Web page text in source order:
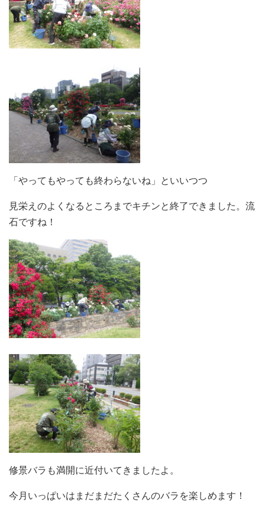
「やってもやっても終わらないね」といいつつ
見栄えのよくなるところまでキチンと終了できました。流
石ですね！
修景バラも満開に近付いてきましたよ。
今月いっぱいはまだまだたくさんのバラを楽しめます！